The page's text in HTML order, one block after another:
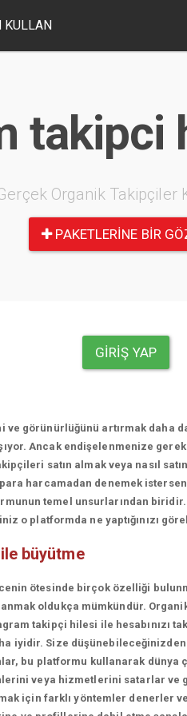
KULLAN
takipci
Organik Takipçiler
PAKETLERINE BIR
GIRIŞ YAP
görünürlüğünü artırmak daha
Ancak endişelenmenize
satın almak veya nasıl
harcamadan denemek
temel unsurlarından
o platformda ne yaptığınızı
büyütme
ötesinde birçok özelliği
oldukça mümkündür.
takipçi hilesi ile hesabınızı
iyidir. Size
bu platformu kullanarak
veya hizmetlerini satarlar ve
için farklı yöntemler denerler